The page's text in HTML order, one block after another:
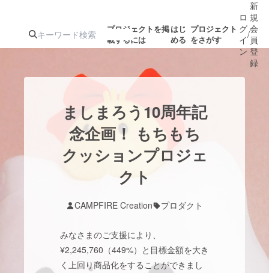
プロジェクトを掲
載するには
はじ
める
プロジェクト
をさがす
注目のリ
ターン
注目の新着プロ
ジェクト
募集終了が近いプ
ロジェクト
アート・写真
ゲーム・
書籍・雑誌
ビジネス・起業
ロ
グ
イ
ン
/
新
規
会
員
登
録
ましまろう10周年記
念企画！ もちもち
クッションプロジェ
クト
CAMPFIRE Creation プロダクト
みなさまのご支援により、
¥2,245,760（449%）と目標金額を大き
く上回り商品化をすることができまし